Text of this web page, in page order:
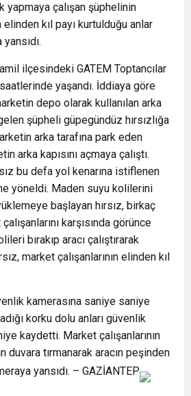
yapmaya çalışan şüphelinin
elinden kıl payı kurtulduğu anlar
ilçesindeki GATEM Toptancılar
yaşandı. İddiaya göre
depo olarak kullanılan arka
şüpheli güpegündüz hırsızlığa
arka tarafına park eden
arka kapısını açmaya çalıştı.
bu defa yol kenarına istiflenen
yöneldi. Maden suyu kolilerini
başlayan hırsız, birkaç
karşısında görünce
bırakıp aracı çalıştırarak
market çalışanlarının elinden kıl
kamerasına saniye saniye
korku dolu anları güvenlik
kaydetti. Market çalışanlarının
duvara tırmanarak aracın peşinden
yansıdı. – GAZİANTEP